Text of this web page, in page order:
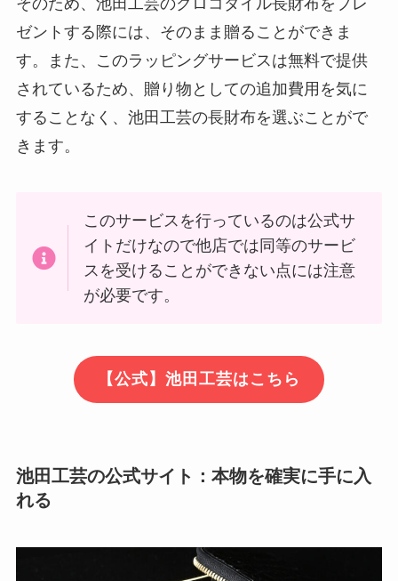
そのため、池田工芸のクロコダイル長財布をプレ
ゼントする際には、そのまま贈ることができま
す。また、このラッピングサービスは無料で提供
されているため、贈り物としての追加費用を気に
することなく、池田工芸の長財布を選ぶことがで
きます。
このサービスを行っているのは公式サ
イトだけなので他店では同等のサービ
スを受けることができない点には注意
が必要です。
【公式】池田工芸はこちら
池田工芸の公式サイト：本物を確実に手に入
れる